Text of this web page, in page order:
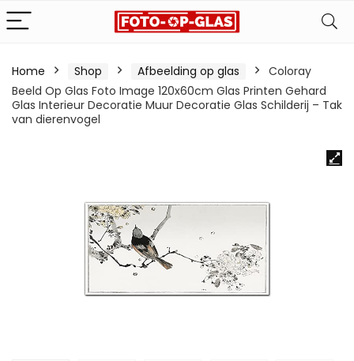
Home Shop Afbeelding op glas
Coloray
Beeld Op Glas Foto Image 120x60cm Glas Printen Gehard
Glas Interieur Decoratie Muur Decoratie Glas Schilderij – Tak
van dierenvogel